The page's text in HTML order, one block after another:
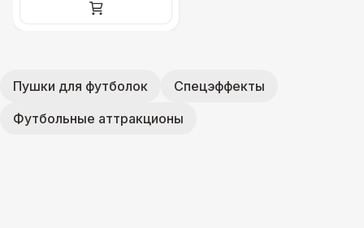
Пушки для футболок
Спецэффекты
Футбольные аттракционы